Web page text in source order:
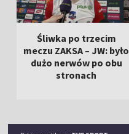
Śliwka po trzecim
meczu ZAKSA – JW: było
dużo nerwów po obu
stronach